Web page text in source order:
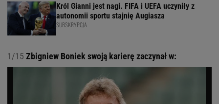
Król Gianni jest nagi. FIFA i UEFA uczyniły z
autonomii sportu stajnię Augiasza
SUBSKRYPCJA
1/15 Zbigniew Boniek swoją karierę zaczynał w: